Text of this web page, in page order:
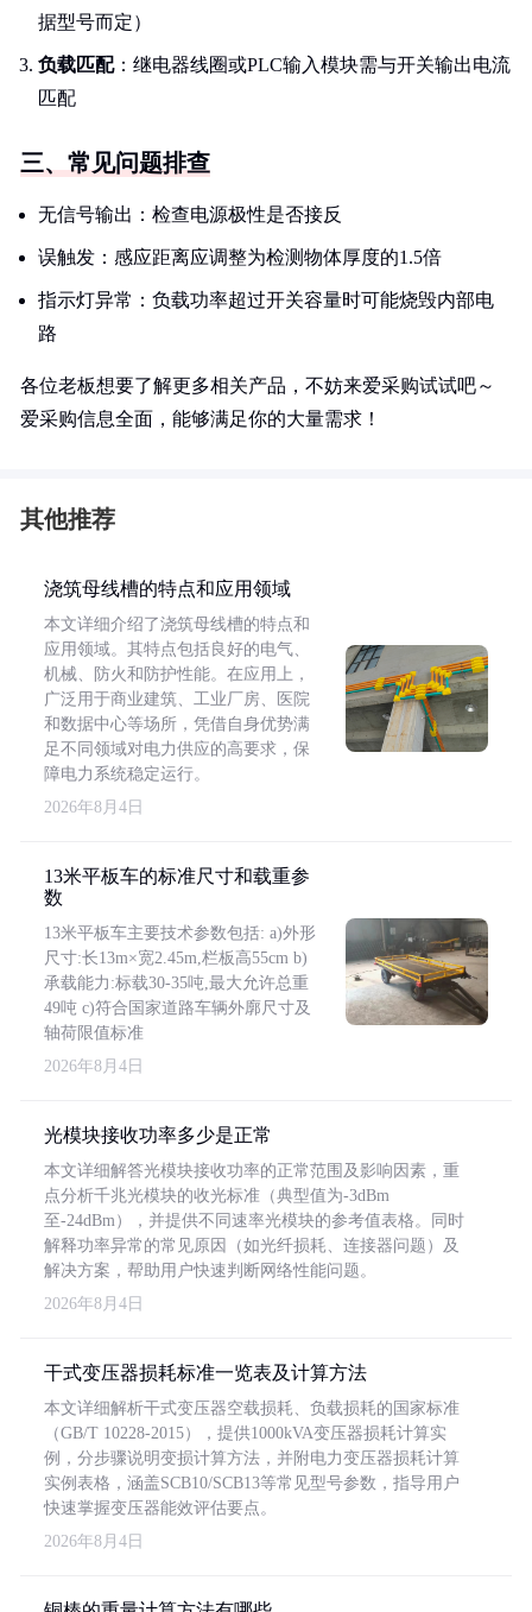
据型号而定）
负载匹配：继电器线圈或PLC输入模块需与开关输出电流
匹配
三、常见问题排查
无信号输出：检查电源极性是否接反
误触发：感应距离应调整为检测物体厚度的1.5倍
指示灯异常：负载功率超过开关容量时可能烧毁内部电
路
各位老板想要了解更多相关产品，不妨来爱采购试试吧～
爱采购信息全面，能够满足你的大量需求！
其他推荐
浇筑母线槽的特点和应用领域
本文详细介绍了浇筑母线槽的特点和
应用领域。其特点包括良好的电气、
机械、防火和防护性能。在应用上，
广泛用于商业建筑、工业厂房、医院
和数据中心等场所，凭借自身优势满
足不同领域对电力供应的高要求，保
障电力系统稳定运行。
2026年8月4日
13米平板车的标准尺寸和载重参
数
13米平板车主要技术参数包括: a)外形
尺寸:长13m×宽2.45m,栏板高55cm b)
承载能力:标载30-35吨,最大允许总重
49吨 c)符合国家道路车辆外廓尺寸及
轴荷限值标准
2026年8月4日
光模块接收功率多少是正常
本文详细解答光模块接收功率的正常范围及影响因素，重
点分析千兆光模块的收光标准（典型值为-3dBm
至-24dBm），并提供不同速率光模块的参考值表格。同时
解释功率异常的常见原因（如光纤损耗、连接器问题）及
解决方案，帮助用户快速判断网络性能问题。
2026年8月4日
干式变压器损耗标准一览表及计算方法
本文详细解析干式变压器空载损耗、负载损耗的国家标准
（GB/T 10228-2015），提供1000kVA变压器损耗计算实
例，分步骤说明变损计算方法，并附电力变压器损耗计算
实例表格，涵盖SCB10/SCB13等常见型号参数，指导用户
快速掌握变压器能效评估要点。
2026年8月4日